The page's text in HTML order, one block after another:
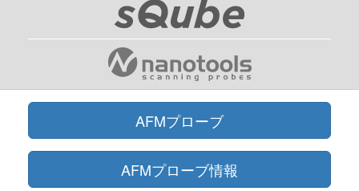
AFMプローブ
AFMプローブ情報